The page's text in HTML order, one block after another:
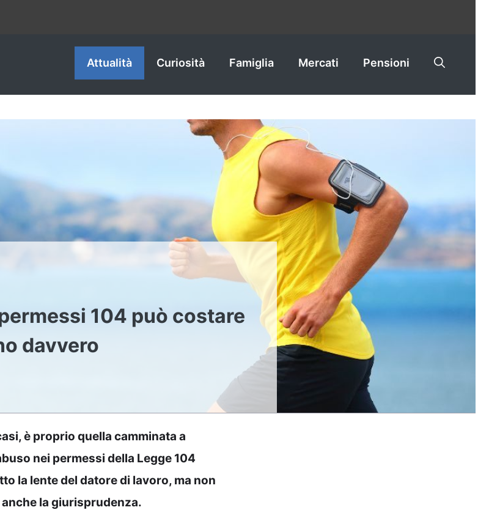
Attualità Curiosità Famiglia Mercati Pensioni
104 può costare
davvero
è proprio quella camminata a
nei permessi della Legge 104
la lente del datore di lavoro, ma non
la giurisprudenza.